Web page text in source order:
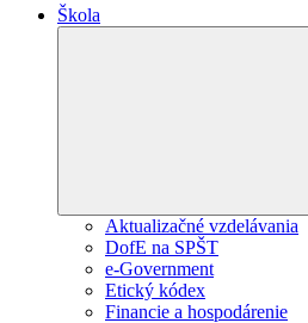
Škola
Aktualizačné vzdelávania
DofE na SPŠT
e-Government
Etický kódex
Financie a hospodárenie